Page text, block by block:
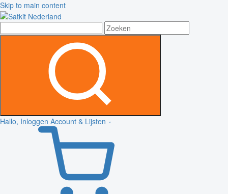
Skip to main content
Hallo, Inloggen Account & Lijsten